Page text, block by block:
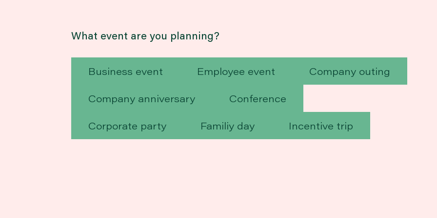
What event are you planning?
Business event Employee event Company outing
Company anniversary Conference
Corporate party Familiy day Incentive trip